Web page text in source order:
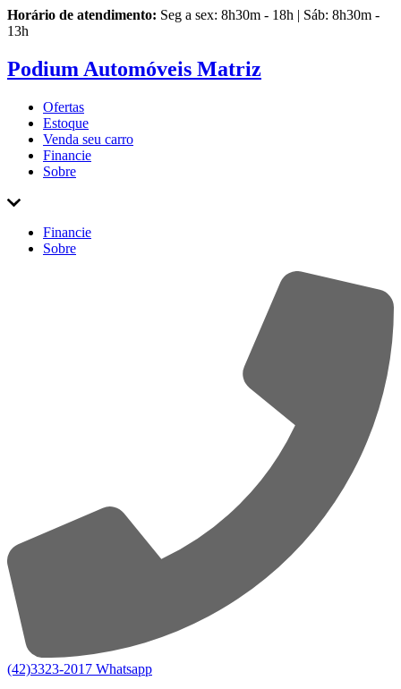
Horário de atendimento: Seg a sex: 8h30m - 18h | Sáb: 8h30m -
13h
Podium Automóveis Matriz
Ofertas
Estoque
Venda seu carro
Financie
Sobre
Financie
Sobre
(42)3323-2017 Whatsapp